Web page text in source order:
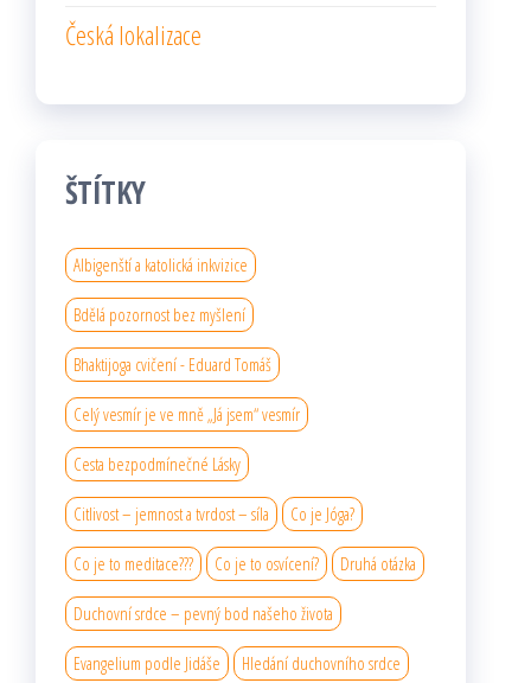
Česká lokalizace
ŠTÍTKY
Albigenští a katolická inkvizice
Bdělá pozornost bez myšlení
Bhaktijoga cvičení - Eduard Tomáš
Celý vesmír je ve mně „Já jsem“ vesmír
Cesta bezpodmínečné Lásky
Citlivost – jemnost a tvrdost – síla Co je Jóga?
Co je to meditace??? Co je to osvícení? Druhá otázka
Duchovní srdce – pevný bod našeho života
Evangelium podle Jidáše Hledání duchovního srdce